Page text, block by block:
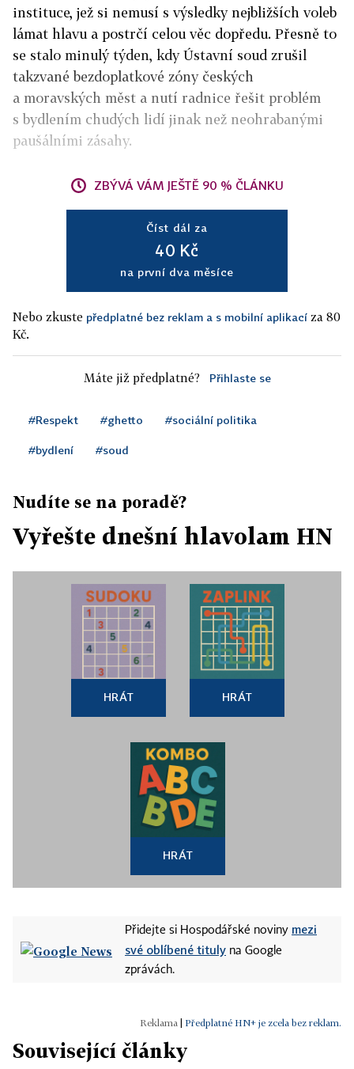
instituce, jež si nemusí s výsledky nejbližších voleb
lámat hlavu a postrčí celou věc dopředu. Přesně to
se stalo minulý týden, kdy Ústavní soud zrušil
takzvané bezdoplatkové zóny českých
a moravských měst a nutí radnice řešit problém
s bydlením chudých lidí jinak než neohrabanými
paušálními zásahy.
ZBÝVÁ VÁM JEŠTĚ 90 % ČLÁNKU
Číst dál za
40 Kč
na první dva měsíce
Nebo zkuste předplatné bez reklam a s mobilní aplikací za 80
Kč.
Máte již předplatné? Přihlaste se
#Respekt #ghetto #sociální politika
#bydlení #soud
Nudíte se na poradě?
Vyřešte dnešní hlavolam HN
HRÁT HRÁT
HRÁT
Přidejte si Hospodářské noviny mezi
své oblíbené tituly na Google
zprávách.
Předplatné HN+ je zcela bez reklam.
Související články